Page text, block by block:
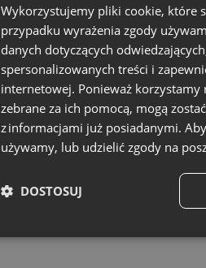
Wykorzystujemy pliki cookie, które
przypadku wyrażenia zgody
danych dotyczących
spersonalizowanych treści i
internetowej. Ponieważ
zebrane za ich pomocą, mogą
z informacjami już posiadanymi.
używamy, lub udzielić zgody na
DOSTOSUJ